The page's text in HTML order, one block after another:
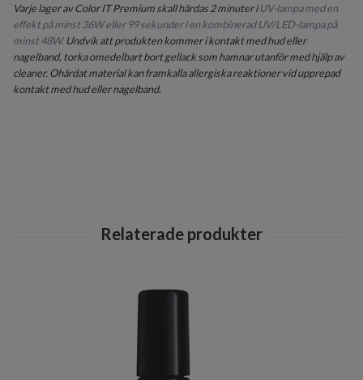
Varje lager av Color IT Premium skall härdas 2 minuter iUV-lampa med en
effekt på minst 36W eller 99 sekunder i en kombinerad UV/LED-lampa på
minst 48W. Undvik att produkten kommer i kontakt med hud eller
nagelband, torka omedelbart bort gellack som hamnar utanför med hjälp av
cleaner. Ohärdat material kan framkalla allergiska reaktioner vid upprepad
kontakt med hud eller nagelband.